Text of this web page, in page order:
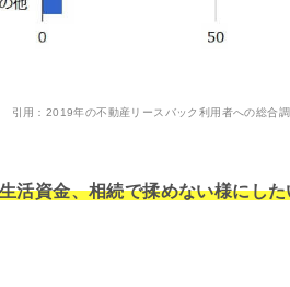
引用： 2019年の不動産リースバック利用者への総合
活資金、相続で揉めない様にし